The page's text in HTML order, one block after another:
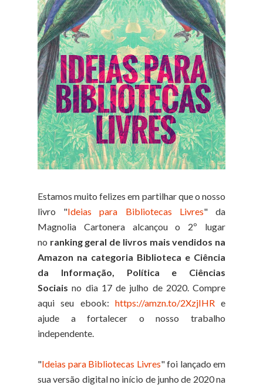
Estamos muito felizes em partilhar que o nosso
livro "Ideias para Bibliotecas Livres" da
Magnolia Cartonera alcançou o 2º lugar
no ranking geral de livros mais vendidos na
Amazon na categoria Biblioteca e Ciência
da Informação, Política e Ciências
Sociais no dia 17 de julho de 2020. Compre
aqui seu ebook: https://amzn.to/2XzjIHRe
ajude a fortalecer o nosso trabalho
independente.
"Ideias para Bibliotecas Livres" foi lançado em
sua versão digital no início de junho de 2020 na